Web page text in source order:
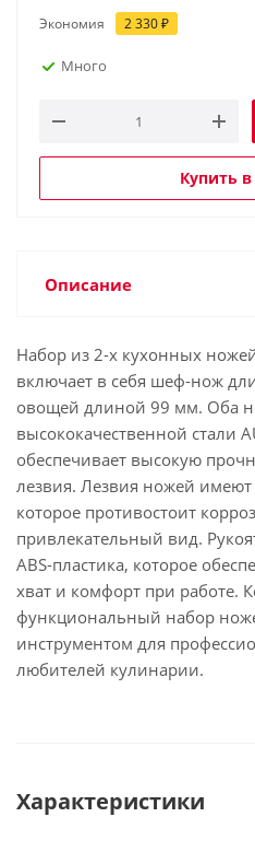
Экономия 2 330₽
Много
Купить
Описание
Набор из 2-х кухонных
включает в себя шеф-нож
овощей длиной 99 мм. Оба
высококачественной стали
обеспечивает высокую
лезвия. Лезвия ножей
которое противостоит
привлекательный вид.
ABS-пластика, которое
хват и комфорт при работе.
функциональный набор
инструментом для
любителей кулинарии.
Характеристики